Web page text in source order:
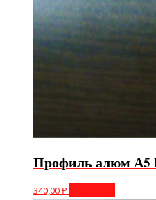
Профиль алюм А5
340,00₽